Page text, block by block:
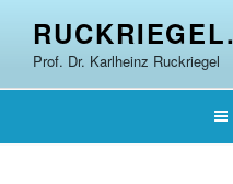
springenProf. Dr. Karlheinz Ruckriegel